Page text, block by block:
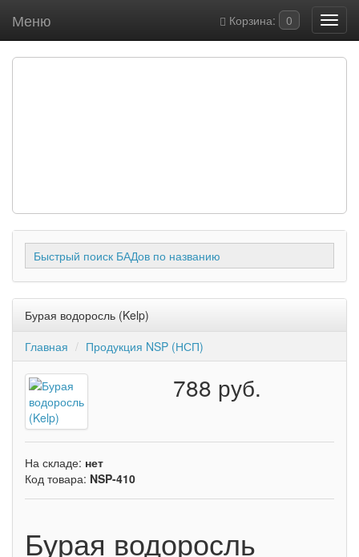
Корзина: 0
Меню
Быстрый поиск БАДов по названию
Бурая водоросль (Kelp)
Главная
Продукция NSP (НСП)
788 руб.
На складе: нет
Код товара: NSP-410
Бурая водоросль